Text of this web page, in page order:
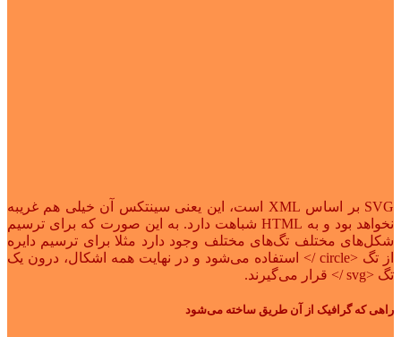
SVG بر اساس XML است، این یعنی سینتکس آن خیلی هم غریبه
نخواهد بود و به HTML شباهت دارد. به این صورت که برای ترسیم
شکل‌های مختلف تگ‌های مختلف وجود دارد مثلا برای ترسیم دایره
از تگ <circle /> استفاده می‌شود و در نهایت همه اشکال، درون یک
تگ <svg /> قرار می‌گیرند.
راهی که گرافیک از آن طریق ساخته می‌شود